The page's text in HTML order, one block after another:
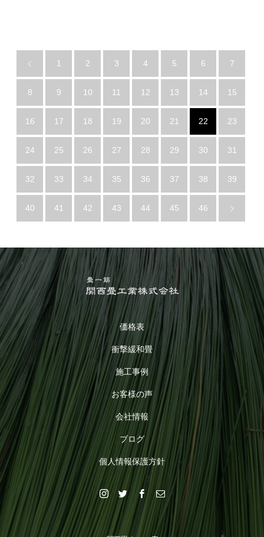
1 2 3 4 5 6 7
8 9 10 11 12 13 14 15
16 17 18 19 20 21 22 23
24 25 26 27 28 29 30 31
32 33 34 35 36 37 38 39
40 41 42 43 44 45 46
価格表
衝撃緩和畳
施工事例
お客様の声
会社情報
ブログ
個人情報保護方針